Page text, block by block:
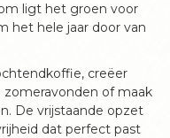
ligt het groen voor
het hele jaar door van
creëer
of maak
De vrijstaande opzet
dat perfect past